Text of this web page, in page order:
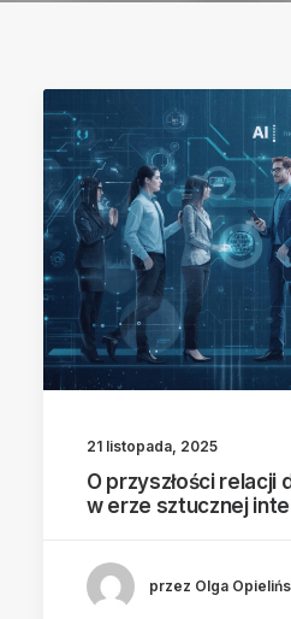
21 listopada, 2025
O przyszłości relacji
w erze sztucznej
przez Olga